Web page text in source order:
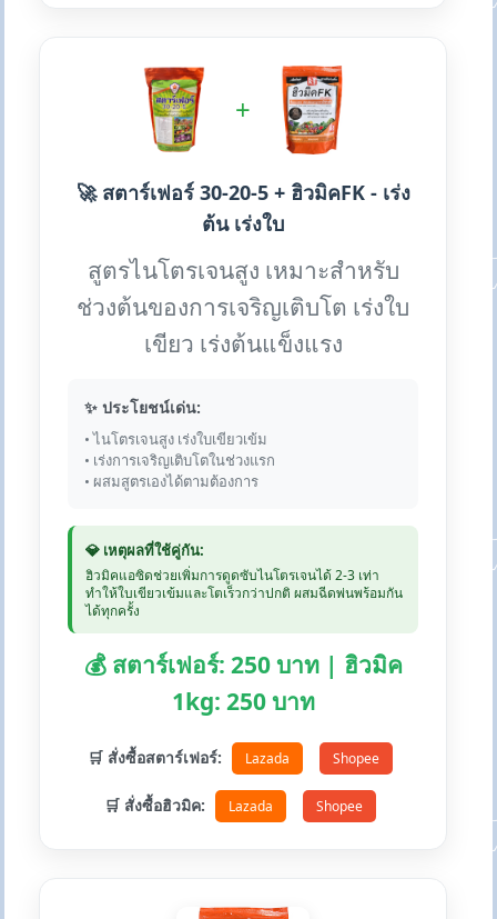
+
🚀 สตาร์เฟอร์ 30-20-5 + ฮิวมิคFK - เร่ง
ต้น เร่งใบ
สูตรไนโตรเจนสูง เหมาะสำหรับ
ช่วงต้นของการเจริญเติบโต เร่งใบ
เขียว เร่งต้นแข็งแรง
✨ ประโยชน์เด่น:
• ไนโตรเจนสูง เร่งใบเขียวเข้ม
• เร่งการเจริญเติบโตในช่วงแรก
• ผสมสูตรเองได้ตามต้องการ
💎 เหตุผลที่ใช้คู่กัน:
ฮิวมิคแอซิดช่วยเพิ่มการดูดซับไนโตรเจนได้ 2-3 เท่า
ทำให้ใบเขียวเข้มและโตเร็วกว่าปกติ ผสมฉีดพ่นพร้อมกัน
ได้ทุกครั้ง
💰 สตาร์เฟอร์: 250 บาท | ฮิวมิค
1kg: 250 บาท
🛒 สั่งซื้อสตาร์เฟอร์: Lazada Shopee
🛒 สั่งซื้อฮิวมิค: Lazada Shopee